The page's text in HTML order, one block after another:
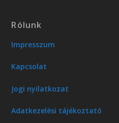
Rólunk
Impresszum
Kapcsolat
Jogi nyilatkozat
Adatkezelési tájékoztató